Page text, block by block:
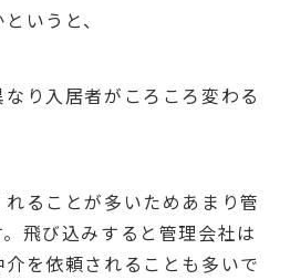
いうと、
り入居者がころころ変わる
ることが多いためあまり管
飛び込みすると管理会社は
を依頼されることも多いで